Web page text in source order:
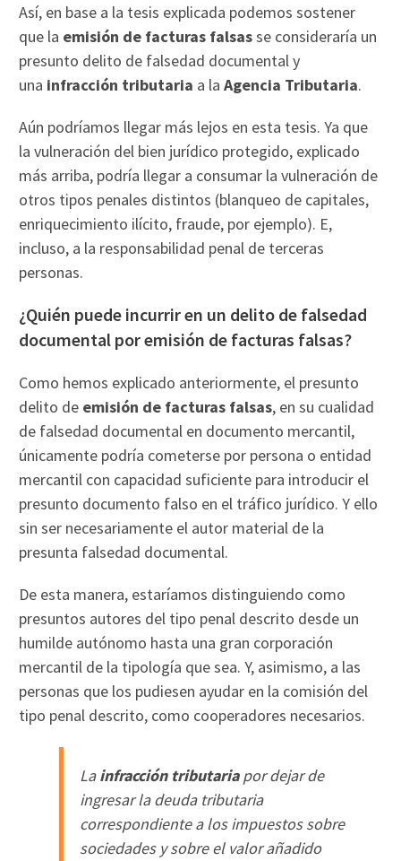
Así, en base a la tesis explicada podemos sostener
que la emisión de facturas falsasse consideraría un
presunto delito de falsedad documental y
una infracción tributaria a laAgencia Tributaria.
Aún podríamos llegar más lejos en esta tesis. Ya que
la vulneración del bien jurídico protegido, explicado
más arriba, podría llegar a consumar la vulneración de
otros tipos penales distintos (blanqueo de capitales,
enriquecimiento ilícito, fraude, por ejemplo). E,
incluso, a la responsabilidad penal de terceras
personas.
¿Quién puede incurrir en un delito de falsedad
documental por emisión de facturas falsas?
Como hemos explicado anteriormente, el presunto
delito de emisión de facturas falsas, en su cualidad
de falsedad documental en documento mercantil,
únicamente podría cometerse por persona o entidad
mercantil con capacidad suficiente para introducir el
presunto documento falso en el tráfico jurídico. Y ello
sin ser necesariamente el autor material de la
presunta falsedad documental.
De esta manera, estaríamos distinguiendo como
presuntos autores del tipo penal descrito desde un
humilde autónomo hasta una gran corporación
mercantil de la tipología que sea. Y, asimismo, a las
personas que los pudiesen ayudar en la comisión del
tipo penal descrito, como cooperadores necesarios.
Lainfracción tributariapor dejar de
ingresar la deuda tributaria
correspondiente a los impuestos sobre
sociedades y sobre el valor añadido